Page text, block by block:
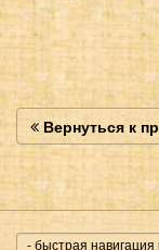
Вернуться к